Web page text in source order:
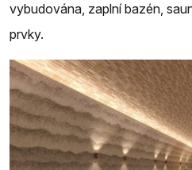
vybudována, zaplní bazén,
prvky.